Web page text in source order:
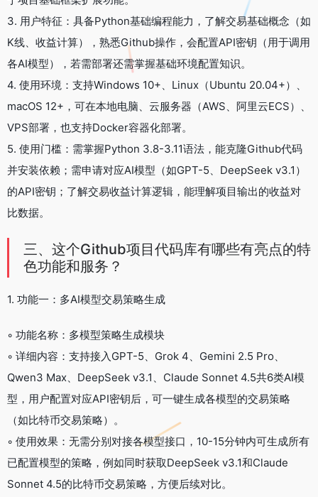
3. 用户特征：具备Python基础编程能力，了解交易基础概念（如
K线、收益计算），熟悉Github操作，会配置API密钥（用于调用
各AI模型），若需部署还需掌握基础环境配置知识。
4. 使用环境：支持Windows 10+、Linux（Ubuntu 20.04+）、
macOS 12+，可在本地电脑、云服务器（AWS、阿里云ECS）、
VPS部署，也支持Docker容器化部署。
5. 使用门槛：需掌握Python 3.8-3.11语法，能克隆Github代码
并安装依赖；需申请对应AI模型（如GPT-5、DeepSeek v3.1）
的API密钥；了解交易收益计算逻辑，能理解项目输出的收益对
比数据。
三、这个Github项目代码库有哪些有亮点的特
色功能和服务？
1. 功能一：多AI模型交易策略生成
◦ 功能名称：多模型策略生成模块
◦ 详细内容：支持接入GPT-5、Grok 4、Gemini 2.5 Pro、
Qwen3 Max、DeepSeek v3.1、Claude Sonnet 4.5共6类AI模
型，用户配置对应API密钥后，可一键生成各模型的交易策略
（如比特币交易策略）。
◦ 使用效果：无需分别对接各模型接口，10-15分钟内可生成所有
已配置模型的策略，例如同时获取DeepSeek v3.1和Claude
Sonnet 4.5的比特币交易策略，方便后续对比。